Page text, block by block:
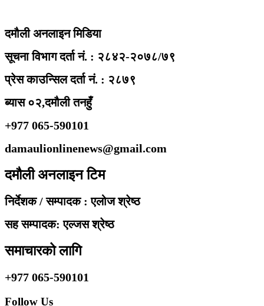
दमौली अनलाइन मिडिया
सूचना विभाग दर्ता नं. : २८४२-२०७८/७९
प्रेस काउन्सिल दर्ता नं. : २८७९
ब्यास ०२,दमौली तनहुँ
+977 065-590101
damaulionlinenews@gmail.com
दमौली अनलाइन टिम
निर्देशक / सम्पादक : एलोज श्रेष्ठ
सह सम्पादक: एल्जस श्रेष्ठ
समाचारको लागि
+977 065-590101
Follow Us